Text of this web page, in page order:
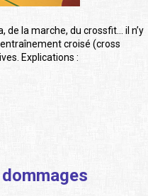
de la marche, du crossfit… il n’y
croisé (cross
Explications :